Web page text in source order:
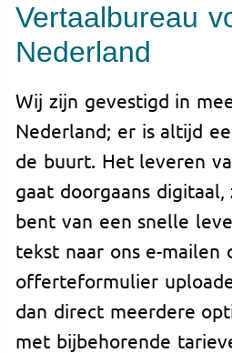
Vertaalbureau
Nederland
Wij zijn gevestigd in
Nederland; er is altijd
de buurt. Het leveren
gaat doorgaans
bent van een snelle
tekst naar ons e-mailen
offerteformulier
dan direct meerdere
met bijbehorende